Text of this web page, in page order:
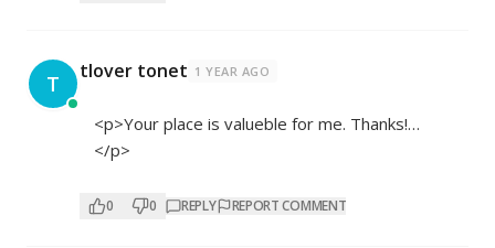
T tlover tonet 1 YEAR AGO
<p>Your place is valueble for me. Thanks!…
</p>
0 0 REPLY REPORT COMMENT